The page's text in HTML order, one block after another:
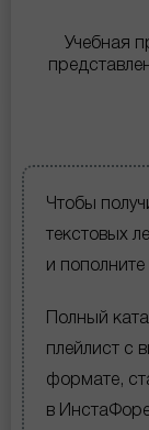
Учебная
Чтобы
текстовых
и
Полный
плейлист с
формате,
в